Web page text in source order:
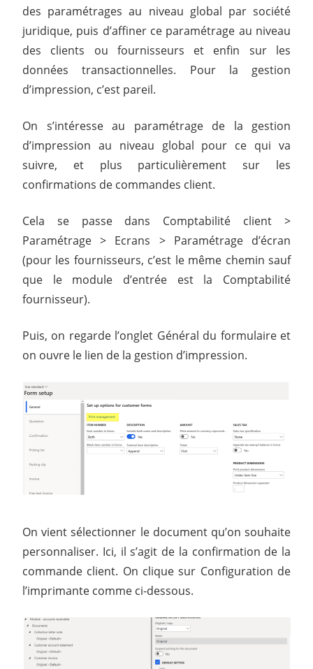
des paramétrages au niveau global par société
juridique, puis d’affiner ce paramétrage au niveau
des clients ou fournisseurs et enfin sur les
données transactionnelles. Pour la gestion
d’impression, c’est pareil.
On s’intéresse au paramétrage de la gestion
d’impression au niveau global pour ce qui va
suivre, et plus particulièrement sur les
confirmations de commandes client.
Cela se passe dans Comptabilité client >
Paramétrage > Ecrans > Paramétrage d’écran
(pour les fournisseurs, c’est le même chemin sauf
que le module d’entrée est la Comptabilité
fournisseur).
Puis, on regarde l’onglet Général du formulaire et
on ouvre le lien de la gestion d’impression.
On vient sélectionner le document qu’on souhaite
personnaliser. Ici, il s’agit de la confirmation de la
commande client. On clique sur Configuration de
l’imprimante comme ci-dessous.